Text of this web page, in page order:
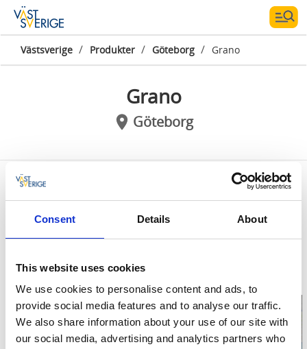
Consent Details About
This website uses cookies
We use cookies to personalise content and ads, to
provide social media features and to analyse our traffic.
We also share information about your use of our site with
our social media, advertising and analytics partners who
Västsverige / Produkter / Göteborg / Grano
Grano
Göteborg
Kontaktinformation
Grano
Vasagatan 32
Telefon:031 69 50 69
Hemsida:granogbg.se/